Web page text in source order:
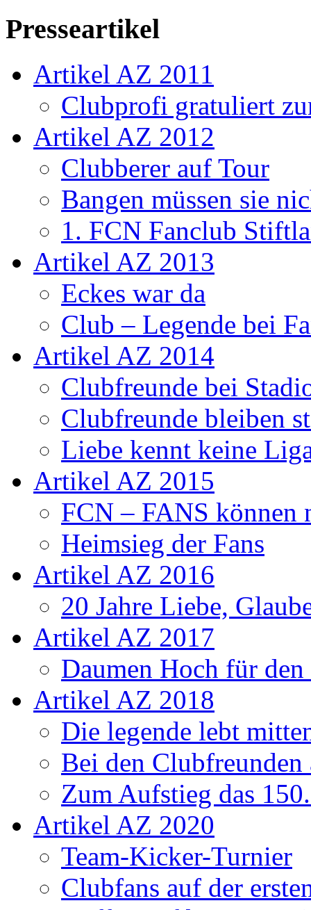
Presseartikel
Artikel AZ 2011
Clubprofi gratuliert
Artikel AZ 2012
Clubberer auf Tour
Bangen müssen sie
1. FCN Fanclub
Artikel AZ 2013
Eckes war da
Club – Legende bei
Artikel AZ 2014
Clubfreunde bei
Clubfreunde bleiben
Liebe kennt keine
Artikel AZ 2015
FCN – FANS können
Heimsieg der Fans
Artikel AZ 2016
20 Jahre Liebe,
Artikel AZ 2017
Daumen Hoch für
Artikel AZ 2018
Die legende lebt
Bei den
Zum Aufstieg das
Artikel AZ 2020
Team-Kicker-Turnier
Clubfans auf der